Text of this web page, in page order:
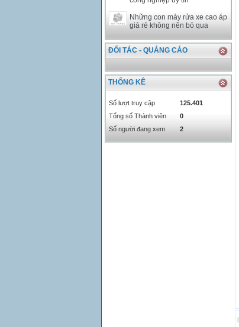
Những con máy rửa xe cao áp
giá rẻ không nên bỏ qua
ĐỐI TÁC - QUẢNG CÁO
THỐNG KÊ
Số lượt truy cập
125.401
Tổng số Thành viên
0
Số người đang xem
2